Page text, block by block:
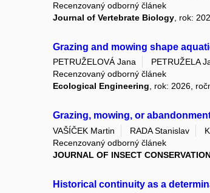
Recenzovaný odborný článek
Journal of Vertebrate Biology , rok:
Grazing and mowing shape
PETRUŽELOVÁ Jana PETRUŽELA
Recenzovaný odborný článek
Ecological Engineering, rok: 2026,
Grazing, mowing, or
VAŠÍČEK Martin RADA Stanislav
Recenzovaný odborný článek
JOURNAL OF INSECT
Historical continuity as a